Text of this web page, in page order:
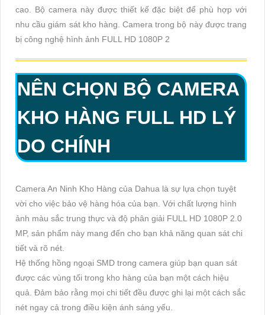
cao. Bộ camera này được thiết kế đặc biệt để phù hợp với
nhu cầu giám sát kho hàng. Camera trong bộ này được trang
bị công nghệ hình ảnh FULL HD 1080P 2
NÊN CHỌN BỘ CAMERA
KHO HÀNG FULL HD LÝ
DO CHÍNH
Camera An Ninh Kho Hàng của Dahua là sự lựa chọn tuyệt
vời cho việc bảo vệ hàng hóa của bạn. Với chất lượng hình
ảnh màu sắc trung thực và độ phân giải FULL HD 1080P 2.0
MP, sản phẩm này mang đến cho bạn khả năng quan sát chi
tiết và rõ nét.
Hệ thống hồng ngoại SMD trong camera giúp bạn quan sát
được các vùng tối trong kho hàng của bạn một cách hiệu
quả. Đảm bảo rằng mọi chi tiết đều được ghi lại một cách sắc
nét ngay cả trong điều kiện ánh sáng yếu.